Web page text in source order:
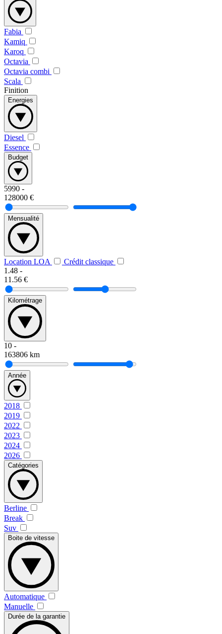
Fabia
Kamiq
Karoq
Octavia
Octavia combi
Scala
Finition
Energies
Diesel
Essence
Budget
5990 -
128000 €
Mensualité
Location LOA
Crédit classique
1.48 -
11.56 €
Kilométrage
10 -
163806 km
Année
2018
2019
2022
2023
2024
2026
Catégories
Berline
Break
Suv
Boite de vitesse
Automatique
Manuelle
Durée de la garantie